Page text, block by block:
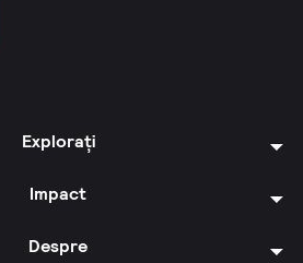
Explorați
Impact
Despre